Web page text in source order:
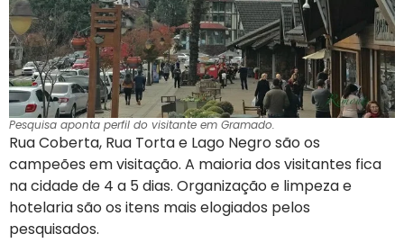
Pesquisa aponta perfil do visitante em Gramado.
Rua Coberta, Rua Torta e Lago Negro são os
campeões em visitação. A maioria dos visitantes fica
na cidade de 4 a 5 dias. Organização e limpeza e
hotelaria são os itens mais elogiados pelos
pesquisados.